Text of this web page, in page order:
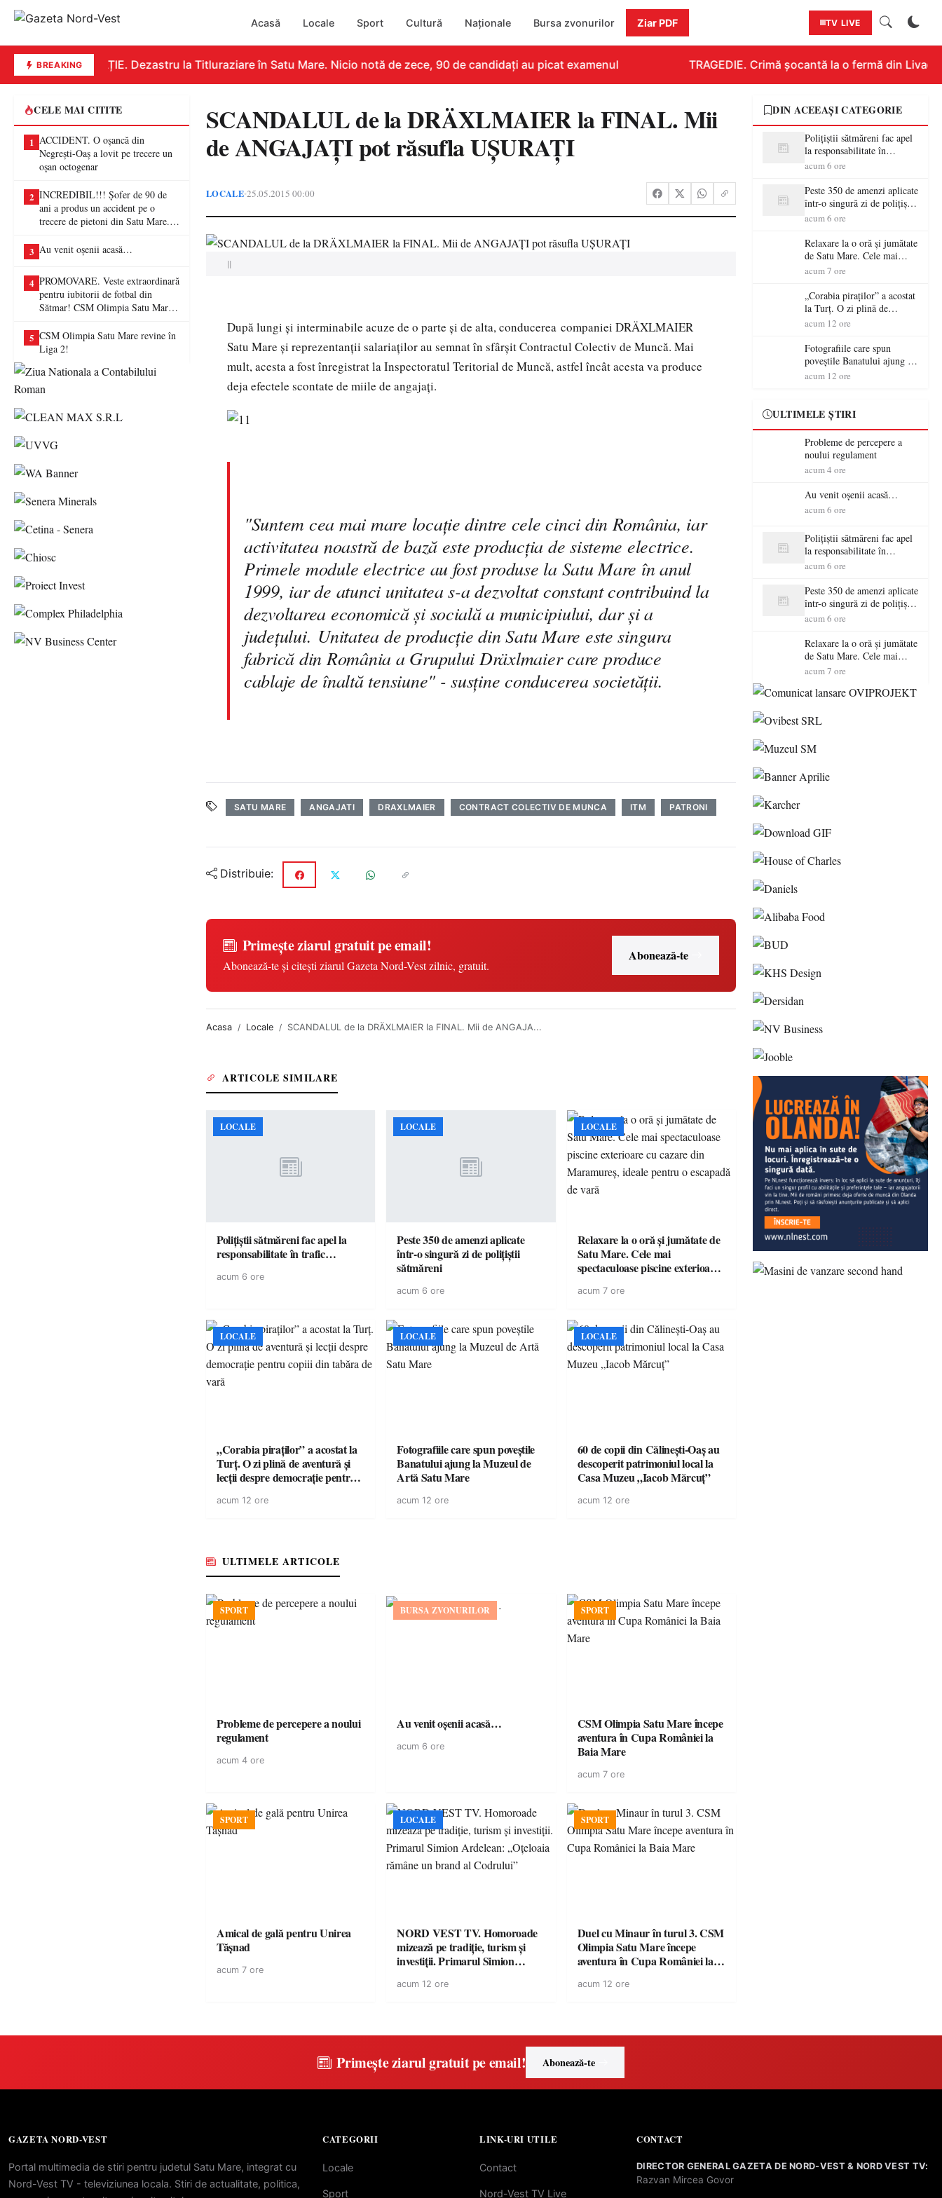
Acasă Locale Sport Cultură Naționale Bursa zvonurilor Ziar PDF TV LIVE
BREAKINGEDUCAȚIE. Dezastru la Titluraziare în Satu Mare. Nicio notă de zece, 90 de candidați au picat examenul TRAGEDIE. Crimă șocantă la o fermă din
CELE MAI CITITE
1 ACCIDENT. O oșancă din
Negrești-Oaș a lovit pe trecere un
oșan octogenar
2 INCREDIBIL!!! Șofer de 90 de
ani a produs un accident pe o
trecere de pietoni din Satu Mare. O
3 Au venit oșenii acasă…
4 PROMOVARE. Veste extraordinară
pentru iubitorii de fotbal din
Sătmar! CSM Olimpia Satu Mare
5 CSM Olimpia Satu Mare revine în
Liga 2!
SCANDALUL de la DRÄXLMAIER la FINAL. Mii
de ANGAJAŢI pot răsufla UŞURAŢI
LOCALE•25.05.2015 00:00
||
După lungi şi interminabile acuze de o parte şi de alta, conducerea companiei DRÄXLMAIER
Satu Mare şi reprezentanţii salariaţilor au semnat în sfârşit Contractul Colectiv de Muncă. Mai
mult, acesta a fost înregistrat la Inspectoratul Teritorial de Muncă, astfel încât acesta va produce
deja efectele scontate de miile de angajaţi.
"Suntem cea mai mare locație dintre cele cinci din România, iar
activitatea noastră de bază este producția de sisteme electrice.
Primele module electrice au fost produse la Satu Mare în anul
1999, iar de atunci unitatea s-a dezvoltat constant contribuind la
dezvoltarea economică și socială a municipiului, dar și a
județului. Unitatea de producție din Satu Mare este singura
fabrică din România a Grupului Dräxlmaier care produce
cablaje de înaltă tensiune" - susţine conducerea societăţii.
SATU MARE ANGAJATI DRAXLMAIER CONTRACT COLECTIV DE MUNCA ITM PATRONI
Distribuie:
Primește ziarul gratuit pe email!
Abonează-te și citești ziarul Gazeta Nord-Vest zilnic, gratuit.
Abonează-te
Acasa Locale SCANDALUL de la DRÄXLMAIER la FINAL. Mii de ANGAJA...
ARTICOLE SIMILARE
LOCALE
Polițiștii sătmăreni fac apel la
responsabilitate în trafic…
acum 6 ore
LOCALE
Peste 350 de amenzi aplicate
într-o singură zi de polițiștii
sătmăreni
acum 6 ore
LOCALE
Relaxare la o oră și jumătate de
Satu Mare. Cele mai
spectaculoase piscine exterioare
pentru o escapadă de vară
acum 7 ore
LOCALE
„Corabia piraților” a acostat la
Turț. O zi plină de aventură și
lecții despre democrație pentru
acum 12 ore
LOCALE
Fotografiile care spun poveștile
Banatului ajung la Muzeul de
Artă Satu Mare
acum 12 ore
LOCALE
60 de copii din Călinești-Oaș au
descoperit patrimoniul local la
Casa Muzeu „Iacob Mărcuț”
acum 12 ore
ULTIMELE ARTICOLE
SPORT
Probleme de percepere a noului
regulament
acum 4 ore
BURSA ZVONURILOR
Au venit oșenii acasă…
acum 6 ore
SPORT
CSM Olimpia Satu Mare începe
aventura în Cupa României la
Baia Mare
acum 7 ore
SPORT
Amical de gală pentru Unirea
Tășnad
acum 7 ore
LOCALE
NORD VEST TV. Homoroade
mizează pe tradiție, turism și
investiții. Primarul Simion
brand al Codrului”
acum 12 ore
SPORT
Duel cu Minaur în turul 3. CSM
Olimpia Satu Mare începe
aventura în Cupa României la
acum 12 ore
DIN ACEEAȘI CATEGORIE
Polițiștii sătmăreni fac apel
la responsabilitate în
trafic…
acum 6 ore
Peste 350 de amenzi aplicate
într-o singură zi de polițiștii
sătmăreni
acum 6 ore
Relaxare la o oră și jumătate
de Satu Mare. Cele mai
spectaculoase piscine
Maramureș, ideale pentru o
escapadă de vară
acum 7 ore
„Corabia piraților” a acostat
la Turț. O zi plină de
aventură și lecții despre
tabăra de vară
acum 12 ore
Fotografiile care spun
poveștile Banatului ajung la
Muzeul de Artă Satu Mare
acum 12 ore
ULTIMELE ȘTIRI
Probleme de percepere a
noului regulament
acum 4 ore
Au venit oșenii acasă…
acum 6 ore
Polițiștii sătmăreni fac apel
la responsabilitate în
trafic…
acum 6 ore
Peste 350 de amenzi aplicate
într-o singură zi de polițiștii
sătmăreni
acum 6 ore
Relaxare la o oră și jumătate
de Satu Mare. Cele mai
spectaculoase piscine
Maramureș, ideale pentru o
acum 7 ore
Primește ziarul gratuit pe email! Abonează-te
GAZETA NORD-VEST
Portal multimedia de stiri pentru judetul Satu Mare, integrat cu
Nord-Vest TV - televiziunea locala. Stiri de actualitate, politica,
CATEGORII
Locale
Sport
LINK-URI UTILE
Contact
Nord-Vest TV Live
CONTACT
DIRECTOR GENERAL GAZETA DE NORD-VEST & NORD VEST TV:
Razvan Mircea Govor